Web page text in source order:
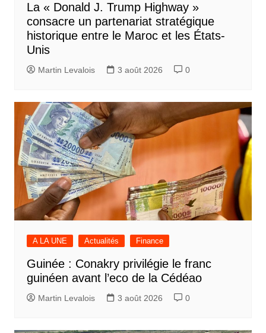
La « Donald J. Trump Highway »
consacre un partenariat stratégique
historique entre le Maroc et les États-
Unis
Martin Levalois 3 août 2026 0
A LA UNE Actualités Finance
Guinée : Conakry privilégie le franc
guinéen avant l’eco de la Cédéao
Martin Levalois 3 août 2026 0